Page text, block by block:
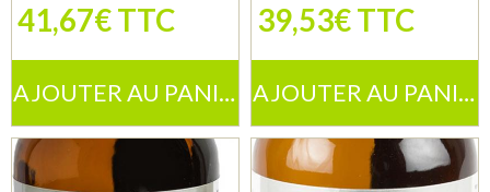
41,67€ TTC
AJOUTER AU PANIER
39,53€ TTC
AJOUTER AU PANIER